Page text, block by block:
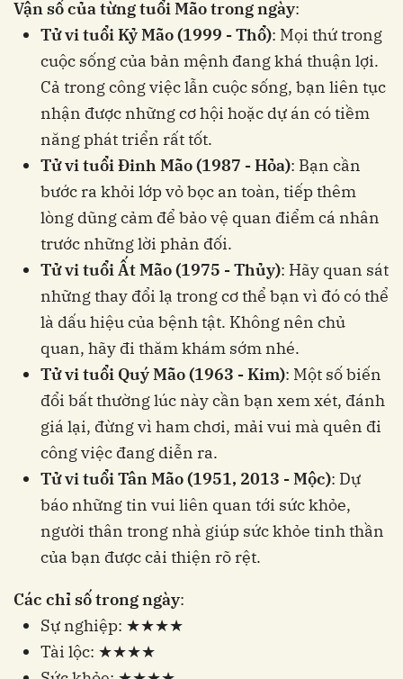
Vận số của từng tuổi Mão trong ngày:
Tử vi tuổi Kỷ Mão (1999 - Thổ): Mọi thứ trong
cuộc sống của bản mệnh đang khá thuận lợi.
Cả trong công việc lẫn cuộc sống, bạn liên tục
nhận được những cơ hội hoặc dự án có tiềm
năng phát triển rất tốt.
Tử vi tuổi Đinh Mão (1987 - Hỏa): Bạn cần
bước ra khỏi lớp vỏ bọc an toàn, tiếp thêm
lòng dũng cảm để bảo vệ quan điểm cá nhân
trước những lời phản đối.
Tử vi tuổi Ất Mão (1975 - Thủy): Hãy quan sát
những thay đổi lạ trong cơ thể bạn vì đó có thể
là dấu hiệu của bệnh tật. Không nên chủ
quan, hãy đi thăm khám sớm nhé.
Tử vi tuổi Quý Mão (1963 - Kim): Một số biến
đổi bất thường lúc này cần bạn xem xét, đánh
giá lại, đừng vì ham chơi, mải vui mà quên đi
công việc đang diễn ra.
Tử vi tuổi Tân Mão (1951, 2013 - Mộc): Dự
báo những tin vui liên quan tới sức khỏe,
người thân trong nhà giúp sức khỏe tinh thần
của bạn được cải thiện rõ rệt.
Các chỉ số trong ngày:
Sự nghiệp: ★★★★
Tài lộc: ★★★★